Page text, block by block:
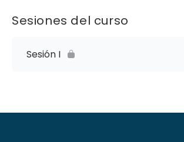
Sesiones del curso
Sesión I